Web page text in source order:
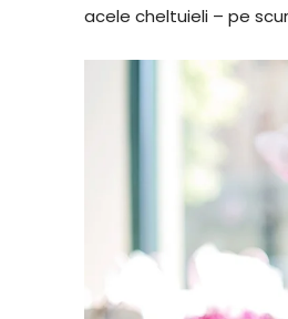
acele cheltuieli – pe